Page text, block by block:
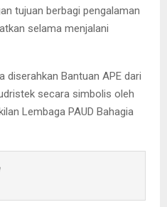
tujuan berbagi pengalaman
selama menjalani
diserahkan Bantuan APE dari
secara simbolis oleh
Lembaga PAUD Bahagia